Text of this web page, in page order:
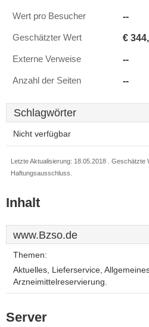
Wert pro Besucher --
Geschätzter Wert €
Externe Verweise --
Anzahl der Seiten --
Schlagwörter
Nicht verfügbar
Letzte Aktualisierung: 18.05.2018 . Geschätzte
Haftungsausschluss.
Inhalt
www.Bzso.de
Themen:
Aktuelles, Lieferservice,
Arzneimittelreservierung.
Server